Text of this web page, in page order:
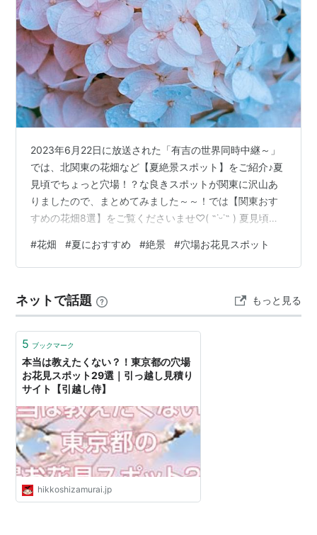
2023年6月22日に放送された「有吉の世界同時中継～」
では、北関東の花畑など【夏絶景スポット】をご紹介♪夏
見頃でちょっと穴場！？な良きスポットが関東に沢山あ
りましたので、まとめてみました～～！では【関東おす
すめの花畑8選】をご覧くださいませ♡( ˶˙ᵕ˙˶ ) 夏見頃の
高原（ケイトウ） 宝徳寺（床もみじ） 美の山公園（紫陽
花） 尾瀬国立公園（ニッコウキスゲ） 深谷グリーンハウ
（コリウス） 【夏見頃の花畑】関東おすすめの花畑まと
め 【夏見頃の花畑】お家で花のある暮らしを叶えるお花
#花畑 #夏におすすめ #絶景 #穴場お花見スポット
ネットで話題 もっと見る
5 ブックマーク
本当は教えたくない？！東京都の穴場
お花見スポット29選｜引っ越し見積り
サイト【引越し侍】
hikkoshizamurai.jp